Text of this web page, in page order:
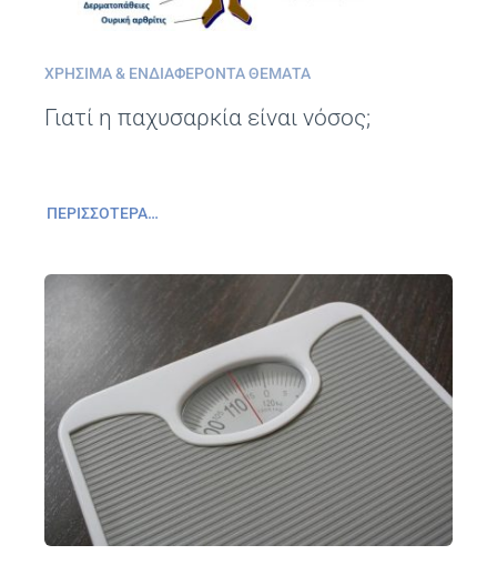
ΧΡΉΣΙΜΑ & ΕΝΔΙΑΦΈΡΟΝΤΑ ΘΈΜΑΤΑ
Γιατί η παχυσαρκία είναι νόσος;
ΠΕΡΙΣΣΌΤΕΡΑ…